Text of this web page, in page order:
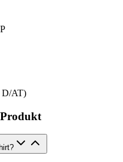
D/AT)